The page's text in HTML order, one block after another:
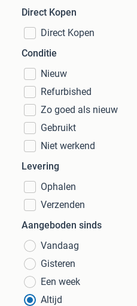
Direct Kopen
Direct Kopen
Conditie
Nieuw
Refurbished
Zo goed als nieuw
Gebruikt
Niet werkend
Levering
Ophalen
Verzenden
Aangeboden sinds
Vandaag
Gisteren
Een week
Altijd